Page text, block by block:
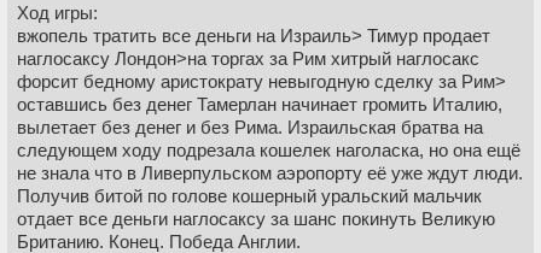
Ход игры:
вжопель тратить все деньги на Израиль> Тимур продает
наглосаксу Лондон>на торгах за Рим хитрый наглосакс
форсит бедному аристократу невыгодную сделку за Рим>
оставшись без денег Тамерлан начинает громить Италию,
вылетает без денег и без Рима. Израильская братва на
следующем ходу подрезала кошелек наголаска, но она ещё
не знала что в Ливерпульском аэропорту её уже ждут люди.
Получив битой по голове кошерный уральский мальчик
отдает все деньги наглосаксу за шанс покинуть Великую
Британию. Конец. Победа Англии.